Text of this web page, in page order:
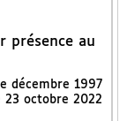
présence au
décembre 1997
octobre 2022